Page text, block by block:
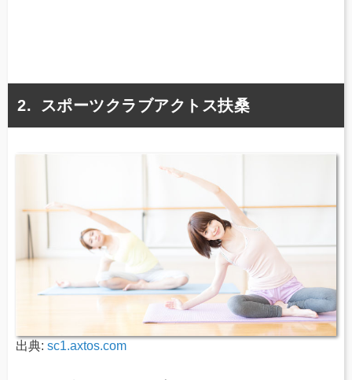
スポーツクラブアクトス扶桑
出典: sc1.axtos.com